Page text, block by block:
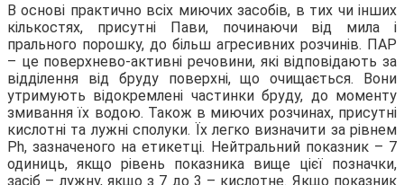
В основі практично всіх миючих засобів, в тих чи інших
кількостях, присутні Пави, починаючи від мила і
прального порошку, до більш агресивних розчинів. ПАР
– це поверхнево-активні речовини, які відповідають за
відділення від бруду поверхні, що очищається. Вони
утримують відокремлені частинки бруду, до моменту
змивання їх водою. Також в миючих розчинах, присутні
кислотні та лужні сполуки. Їх легко визначити за рівнем
Ph, зазначеного на етикетці. Нейтральний показник – 7
одиниць, якщо рівень показника вище цієї позначки,
засіб – лужну, якщо з 7 до 3 – кислотне. Якщо показник